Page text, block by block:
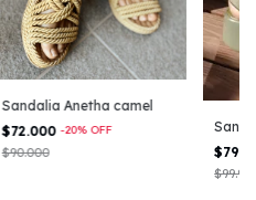
Sandalia Anetha camel
$72.000-20% OFF
$90.000